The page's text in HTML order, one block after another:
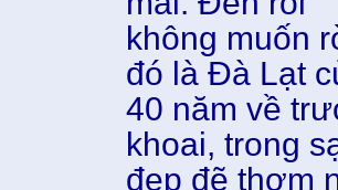
không muốn
đó là Ðà Lạt
40 năm về
khoai, trong
đẹp đẽ thơm